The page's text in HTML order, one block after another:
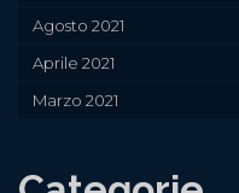
Agosto 2021
Aprile 2021
Marzo 2021